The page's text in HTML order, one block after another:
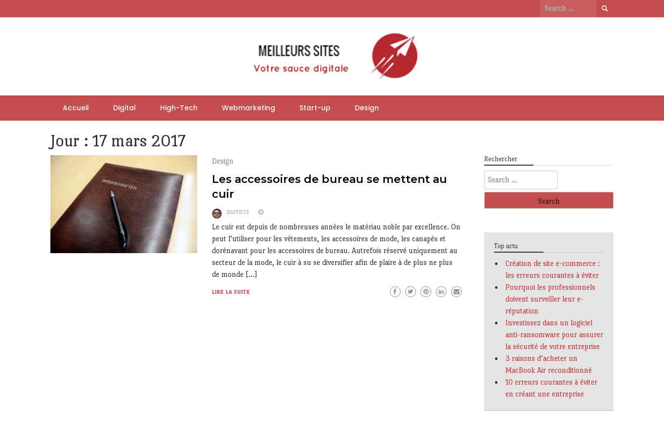
to
Search
for:
Accueil Digital High-Tech Webmarketing Start-up Design
Jour : 17 mars 2017
Design
Les accessoires de bureau se mettent au
cuir
BAPTISTE
Le cuir est depuis de nombreuses années le matériau noble par excellence. On
peut l’utiliser pour les vêtements, les accessoires de mode, les canapés et
dorénavant pour les accessoires de bureau. Autrefois réservé uniquement au
secteur de la mode, le cuir à su se diversifier afin de plaire à de plus ne plus
de monde […]
LIRE LA SUITE
Rechercher
Search
for:
Top actu
Création de site e-commerce :
les erreurs courantes à éviter
Pourquoi les professionnels
doivent surveiller leur e-
réputation
Investissez dans un logiciel
anti-ransomware pour assurer
la sécurité de votre entreprise
3 raisons d’acheter un
MacBook Air reconditionné
10 erreurs courantes à éviter
en créant une entreprise